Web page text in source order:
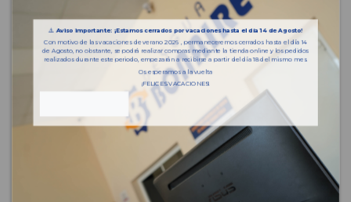
⚠️ Aviso importante: ¡Estamos cerrados por vacaciones hasta el día 14 de Agosto!
Con motivo de las vacaciones de verano 2026 , permaneceremos cerrados hasta el día 14
de Agosto, no obstante, se podrá realizar compras mediante la tienda online y los pedidos
realizados durante este periodo, empezarán a recibirse a partir del día 18 del mismo mes.
Os esperamos a la vuelta
¡FELICES VACACIONES!